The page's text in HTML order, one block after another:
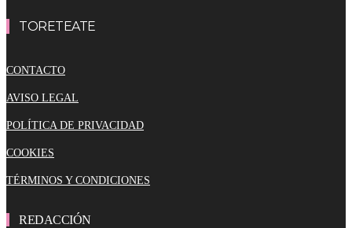
TORETEATE
CONTACTO
AVISO LEGAL
POLÍTICA DE PRIVACIDAD
COOKIES
TÉRMINOS Y CONDICIONES
REDACCIÓN